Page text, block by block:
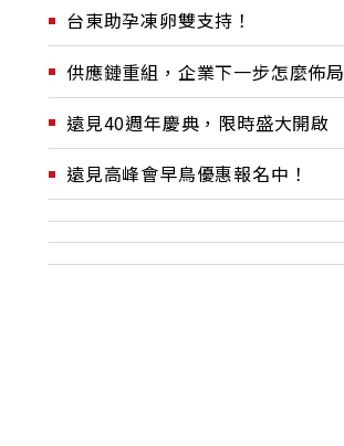
台東助孕凍卵雙支持！
供應鏈重組，企業下一步怎麼佈局
遠見40週年慶典，限時盛大開啟
遠見高峰會早鳥優惠報名中！